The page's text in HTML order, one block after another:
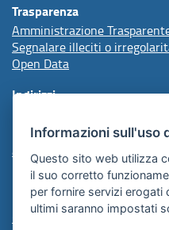
Trasparenza
Amministrazione
Segnalare illeciti o
Open Data
Indirizzi
arpalpuglia@pec.rupar.puglia.it
Redazione
Comunicazione Istituzionale
Informazioni sull'uso
Questo sito web utilizza
il suo corretto
per fornire servizi erogati
ultimi saranno impostati